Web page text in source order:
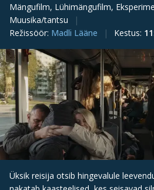
Mängufilm, Lühimängufilm,
Muusika/tantsu
Režissöör: Madli Lääne Kestus:
Üksik reisija otsib hingevalule